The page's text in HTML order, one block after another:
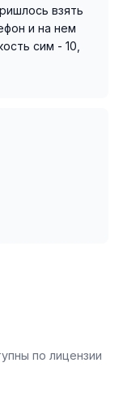
взять
и на нем
сим - 10,
по лицензии